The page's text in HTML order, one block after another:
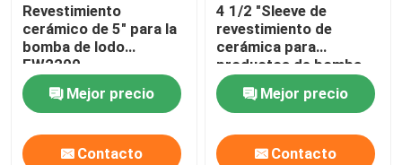
Revestimiento
cerámico de 5" para la
bomba de lodo
EW2200
Mejor precio
Contacto
4 1/2 "Sleeve de
revestimiento de
cerámica para
productos de bomba
de barro API 7K
Mejor precio
Contacto